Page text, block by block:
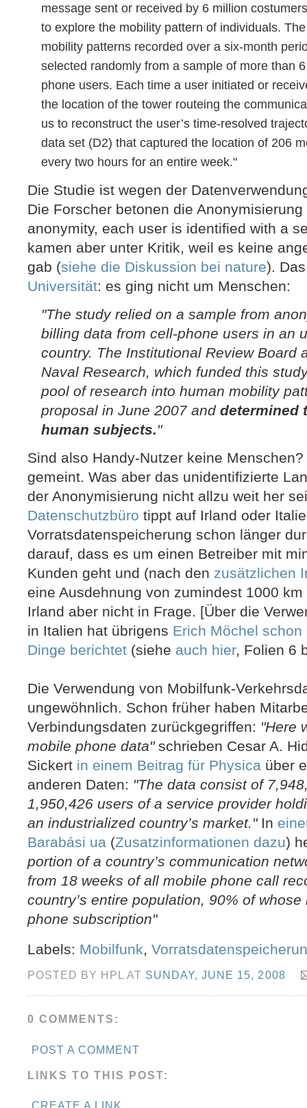
message sent or received by 6 million
to explore the mobility pattern of individuals.
mobility patterns recorded over a six-month
selected randomly from a sample of more than
phone users. Each time a user initiated or
the location of the tower routeing the
us to reconstruct the user’s time-resolved
data set (D2) that captured the location of 206
every two hours for an entire week."
Die Studie ist wegen der
Die Forscher betonen die Anonymisierung
anonymity, each user is identified with a
kamen aber unter Kritik, weil es keine
gab (siehe die Diskussion bei nature).
Universität: es ging nicht um Menschen:
"The study relied on a sample from
billing data from cell-phone users in an
country. The Institutional Review Board
Naval Research, which funded this
pool of research into human mobility
proposal in June 2007 and determined
human subjects."
Sind also Handy-Nutzer keine
gemeint. Was aber das unidentifizierte
der Anonymisierung nicht allzu weit her
Datenschutzbüro tippt auf Irland oder
Vorratsdatenspeicherung schon länger
darauf, dass es um einen Betreiber mit
Kunden geht und (nach den zusätzlichen
eine Ausdehnung von zumindest 1000
Irland aber nicht in Frage. [Über die
in Italien hat übrigens Erich Möchel
Dinge berichtet (siehe auch hier, Folien 6
Die Verwendung von Mobilfunk-
ungewöhnlich. Schon früher haben
Verbindungsdaten zurückgegriffen: "Here
mobile phone data"schrieben Cesar A.
Sickert in einem Beitrag für Physica über
anderen Daten: "The data consist of
1,950,426 users of a service provider
an industrialized country’s market." In
Barabási ua (Zusatzinformationen dazu)
portion of a country’s communication
from 18 weeks of all mobile phone call
country’s entire population, 90% of
phone subscription"
Labels: Mobilfunk,
POSTED BY HPL AT SUNDAY, JUNE 15, 2008
0 COMMENTS:
POST A COMMENT
LINKS TO THIS POST:
CREATE A LINK